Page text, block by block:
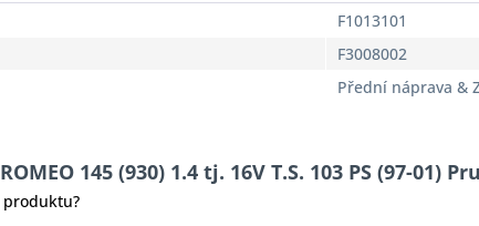
F1013101
F3008002
Přední náprava &
145 (930) 1.4 tj. 16V T.S. 103 PS (97-01)